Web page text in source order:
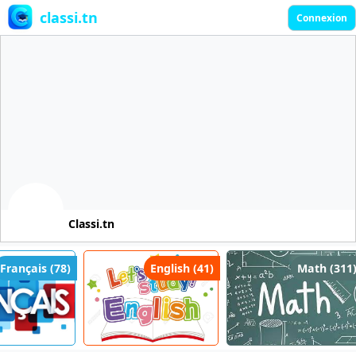
classi.tn Connexion
Classi.tn
(78) English (41) Math (311)